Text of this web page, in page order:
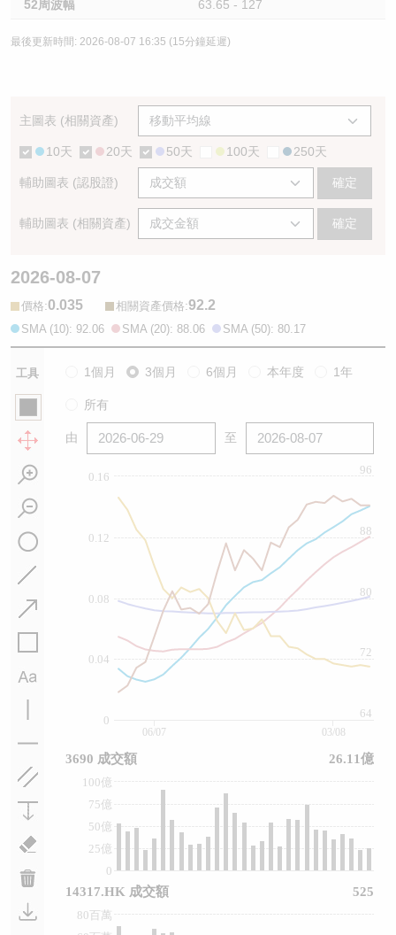
52周波幅 63.65 - 127
最後更新時間: 2026-08-07 16:35 (15分鐘延遲)
主圖表 (相關資產)
10天 20天 50天 100天 250天
輔助圖表 (認股證) 確定
輔助圖表 (相關資產) 確定
2026-08-07
價格:0.035 相關資產價格:92.2
SMA (10): 92.06 SMA (20): 88.06 SMA (50): 80.17
工具 1個月 3個月 6個月 本年度 1年
所有
由 至
0
0.04
0.08
0.12
0.16
64
72
80
88
96
0
25億
50億
75億
100億
80百萬
06/07 03/08
3690 成交額 26.11億
14317.HK 成交額 525